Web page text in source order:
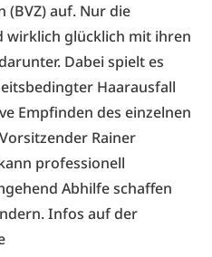
(BVZ) auf. Nur die
wirklich glücklich mit ihren
Dabei spielt es
Haarausfall
Empfinden des einzelnen
Rainer
professionell
Abhilfe schaffen
Infos auf der